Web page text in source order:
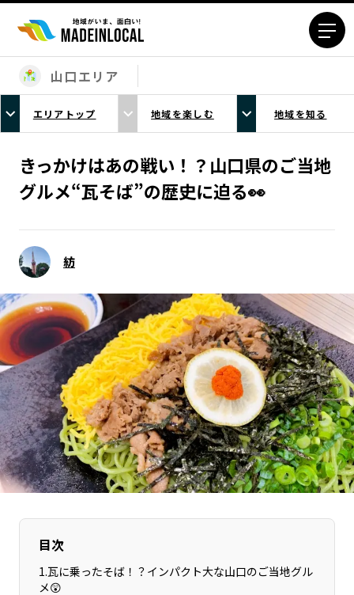
エリアから探す
北海道エリア
青森エリア
宮城エリア
秋田エリア
山形エリア
福島エリア
茨城エリア
栃木エリア
群馬エリア
埼玉エリア
東京23区エリア
神奈川エリア
新潟エリア
富山エリア
石川エリア
福井エリア
山梨エリア
長野エリア
岐阜エリア
静岡エリア
愛知エリア
三重エリア
滋賀エリア
京都エリア
大阪市エリア
北摂エリア
堺・泉州エリア
河内エリア
兵庫エリア
奈良エリア
和歌山エリア
鳥取エリア
岡山エリア
広島エリア
山口エリア
エリアトップ 地域を楽しむ 地域を知る
きっかけはあの戦い！？山口県のご当地
グルメ“瓦そば”の歴史に迫る👀
紡
目次
1.瓦に乗ったそば！？インパクト大な山口のご当地グル
メ😲